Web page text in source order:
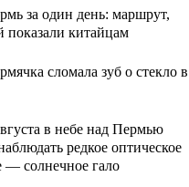
за один день: маршрут,
показали китайцам
сломала зуб о стекло в
в небе над Пермью
редкое оптическое
— солнечное гало